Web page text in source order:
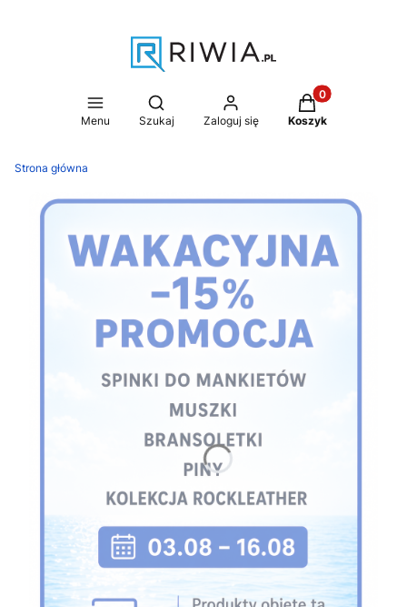
Menu
Otwórz wyszukiwarkę
Szukaj Zaloguj się
Produkty w
Koszyk
Strona główna